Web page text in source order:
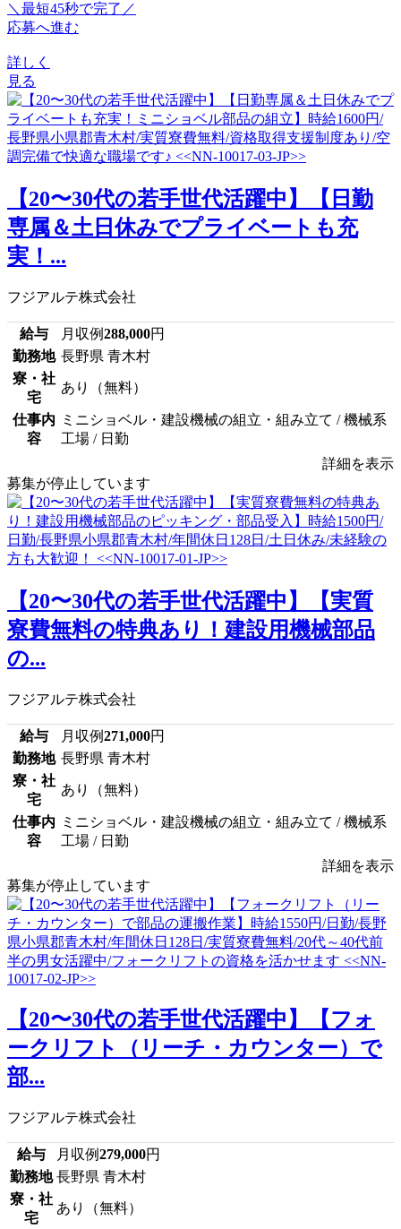
＼最短45秒で完了／
応募へ進む
詳しく
見る
【20〜30代の若手世代活躍中】【日勤
専属＆土日休みでプライベートも充
実！...
フジアルテ株式会社
給与 月収例288,000円
勤務地 長野県 青木村
寮・社
宅
あり（無料）
仕事内
容
ミニショベル・建設機械の組立・組み立て / 機械系
工場 / 日勤
詳細を表示
募集が停止しています
【20〜30代の若手世代活躍中】【実質
寮費無料の特典あり！建設用機械部品
の...
フジアルテ株式会社
給与 月収例271,000円
勤務地 長野県 青木村
寮・社
宅
あり（無料）
仕事内
容
ミニショベル・建設機械の組立・組み立て / 機械系
工場 / 日勤
詳細を表示
募集が停止しています
【20〜30代の若手世代活躍中】【フォ
ークリフト（リーチ・カウンター）で
部...
フジアルテ株式会社
給与 月収例279,000円
勤務地 長野県 青木村
寮・社
宅
あり（無料）